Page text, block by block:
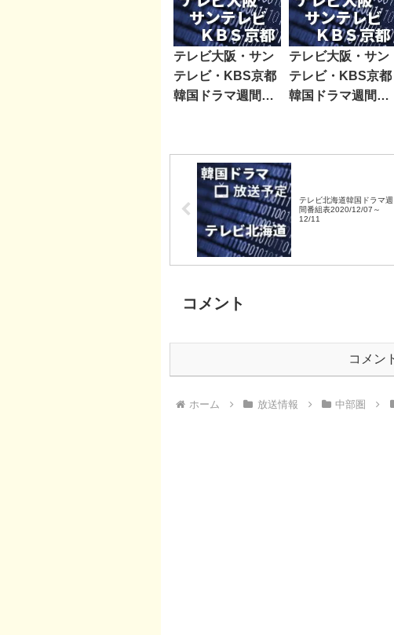
テレビ大阪・サン
テレビ・KBS京都
韓国ドラマ週間番
テレビ大阪・サン
テレビ・KBS京都
韓国ドラマ週間番
テレビ北海道韓国ドラマ週
間番組表2020/12/07～
12/11
コメント
コメン
ホーム 放送情報 中部圏